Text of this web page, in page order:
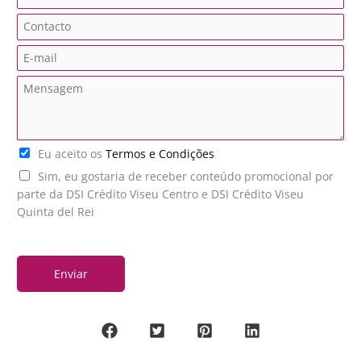
a
m
e
o
t
o
m
*
M
s
a
g
e
m
T
e
m
*
Eu aceito osTermos e Condições
P
u
b
Sim, eu gostaria de receber conteúdo promocional por
parte da DSI Crédito Viseu Centro e DSI Crédito Viseu
Quinta del Rei
Enviar